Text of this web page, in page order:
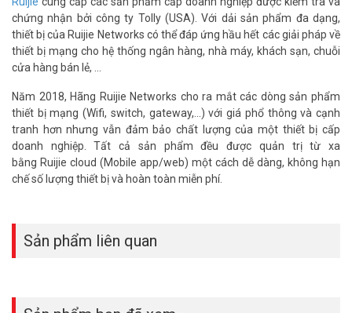
thực hiện chuyển tiếp dữ liệu tốc độ cao và tối đa hóa hiệu suất
băng thông rộng
– Trang bị CPU siêu phân luồng lõi kép mạnh mẽ, hỗ trợ đa tác vụ
đồng thời siêu tốc độ.
EW1200G PRO mang đến phạm vi phủ sóng Wi-Fi tối ưu trong tất
cả các kiểu nhà.Router Wifi Ruijienày sử dụng ổn định và bảo mật
cao. Sản phẩm được bán giá tốt tại hệ thống website
Vuhoangtelecom.
Nếu bạn cần phủ sóng WiFi cho không gian rộng hơn như quán cà
nghiệp cùng thương hiệu Reyee.
Thông số kỹ thuật Router Wifi cho gia
– Được thiết kế đặc biệt cho căn hộ, villa, cửa hàng nhỏ, quán cà
chứng nhận bởi công ty Tolly (USA). Với dải sản phẩm đa dạng,
thiết bị của Ruijie Networks có thể đáp ứng hầu hết các giải pháp về
thiết bị mạng cho hệ thống ngân hàng, nhà máy, khách sạn, chuỗi
cửa hàng bán lẻ, ...
Năm 2018, Hãng Ruijie Networks cho ra mắt các dòng sản phẩm
thiết bị mạng (Wifi, switch, gateway,...) với giá phổ thông và cạnh
tranh hơn nhưng vẫn đảm bảo chất lượng của một thiết bị cấp
doanh nghiệp. Tất cả sản phẩm đều được quản trị từ xa
bằng Ruijie cloud (Mobile app/web) một cách dễ dàng, không hạn
chế số lượng thiết bị và hoàn toàn miễn phí.
Sản phẩm liên quan